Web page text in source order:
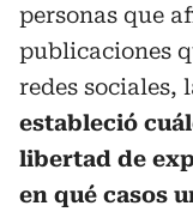
personas que
publicaciones
redes sociales,
estableció
libertad de
en qué casos